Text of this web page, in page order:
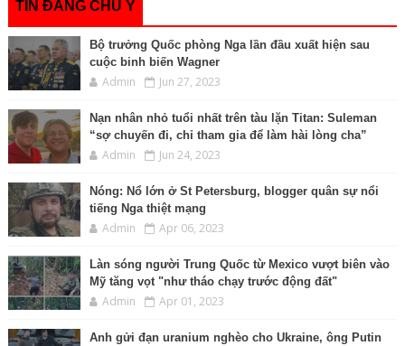
TIN ĐÁNG CHÚ Ý
Bộ trưởng Quốc phòng Nga lần đầu xuất hiện sau
cuộc binh biến Wagner
Admin Jun 27, 2023
Nạn nhân nhỏ tuổi nhất trên tàu lặn Titan: Suleman
“sợ chuyến đi, chỉ tham gia để làm hài lòng cha”
Admin Jun 24, 2023
Nóng: Nổ lớn ở St Petersburg, blogger quân sự nổi
tiếng Nga thiệt mạng
Admin Apr 06, 2023
Làn sóng người Trung Quốc từ Mexico vượt biên vào
Mỹ tăng vọt "như tháo chạy trước động đất"
Admin Apr 01, 2023
Anh gửi đạn uranium nghèo cho Ukraine, ông Putin